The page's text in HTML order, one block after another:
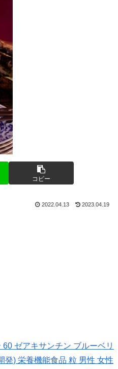
コピー
2022.04.13 2023.04.19
ゼアキサンチン ブルーベリ
発) 栄養機能食品 粒 男性 女性